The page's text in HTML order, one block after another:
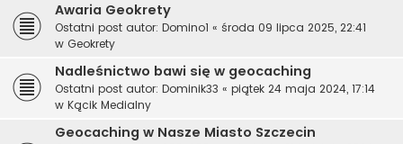
Awaria Geokrety
Ostatni post autor: Domino1 « środa 09 lipca 2025, 22:41
w Geokrety
Nadleśnictwo bawi się w geocaching
Ostatni post autor: Dominik33 « piątek 24 maja 2024, 17:14
w Kącik Medialny
Geocaching w Nasze Miasto Szczecin